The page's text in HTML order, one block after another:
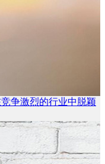
争激烈的行业中脱颖